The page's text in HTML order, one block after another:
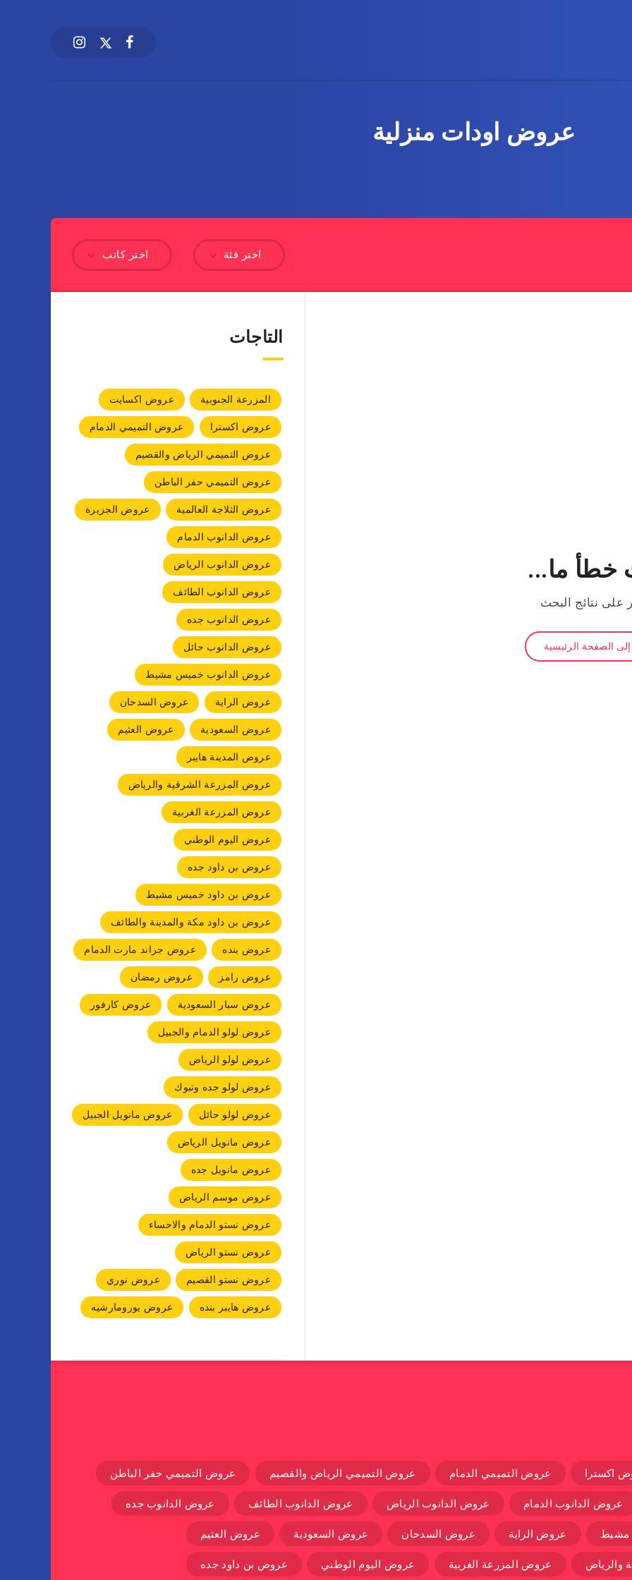
عروض اودات منزلية
اختر كاتب اختر فئة
ما...
على نتائج البحث
الصفحة الرئيسية
التاجات
المزرعة الجنوبية
عروض اكسايت
عروض اكسترا
عروض التميمي الدمام
عروض التميمي الرياض والقصيم
عروض التميمي حفر الباطن
عروض الثلاجة العالمية
عروض الجزيرة
عروض الدانوب الدمام
عروض الدانوب الرياض
عروض الدانوب الطائف
عروض الدانوب جده
عروض الدانوب حائل
عروض الدانوب خميس مشيط
عروض الراية
عروض السدحان
عروض السعودية
عروض العثيم
عروض المدينة هايبر
عروض المزرعة الشرقية والرياض
عروض المزرعة الغربية
عروض اليوم الوطني
عروض بن داود جده
عروض بن داود خميس مشيط
عروض بن داود مكة والمدينة والطائف
عروض بنده
عروض جراند مارت الدمام
عروض رامز
عروض رمضان
عروض سبار السعودية
عروض كارفور
عروض لولو الدمام والجبيل
عروض لولو الرياض
عروض لولو جده وتبوك
عروض لولو حائل
عروض مانويل الجبيل
عروض مانويل الرياض
عروض مانويل جده
عروض موسم الرياض
عروض نستو الدمام والاحساء
عروض نستو الرياض
عروض نستو القصيم
عروض نوري
عروض هايبر بنده
عروض يورومارشيه
اكسترا عروض التميمي الدمام عروض التميمي الرياض والقصيم عروض التميمي حفر الباطن
عروض الدانوب الدمام عروض الدانوب الرياض عروض الدانوب الطائف عروض الدانوب جده
مشيط عروض الراية عروض السدحان عروض السعودية عروض العثيم
والرياض عروض المزرعة الغربية عروض اليوم الوطني عروض بن داود جده